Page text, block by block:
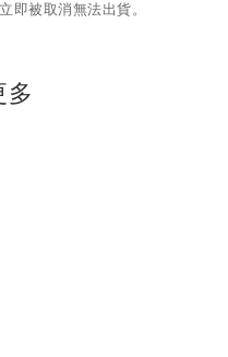
即被取消無法出貨。
多